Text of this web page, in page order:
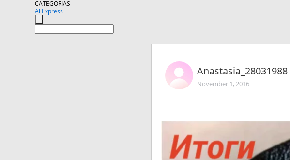
CATEGORIAS
AliExpress
Anastasia_28031988
November 1, 2016